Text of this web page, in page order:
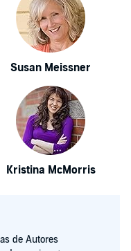
Susan Meissner
Kristina McMorris
de Autores